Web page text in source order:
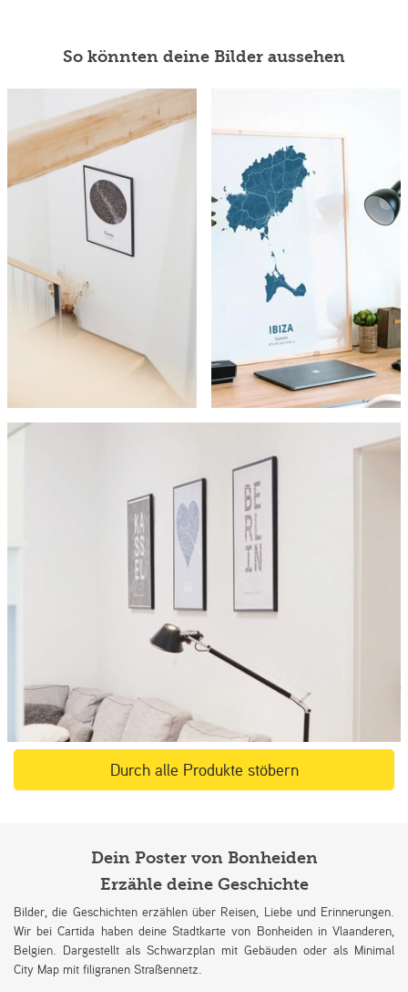
So könnten deine Bilder aussehen
Durch alle Produkte stöbern
Dein Poster von Bonheiden
Erzähle deine Geschichte
Bilder, die Geschichten erzählen über Reisen, Liebe und Erinnerungen.
Wir bei Cartida haben deine Stadtkarte von Bonheiden in Vlaanderen,
Belgien. Dargestellt als Schwarzplan mit Gebäuden oder als Minimal
City Map mit filigranen Straßennetz.